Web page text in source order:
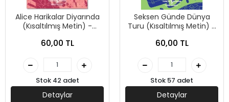
Alice Harikalar Diyarında
(Kısaltılmış Metin) -
Kültür Yayınları
60,00 TL
Stok 42 adet
Detaylar
Seksen Günde Dünya
Turu (Kısaltılmış Metin) -
Kültür Yayınları
60,00 TL
Stok 57 adet
Detaylar